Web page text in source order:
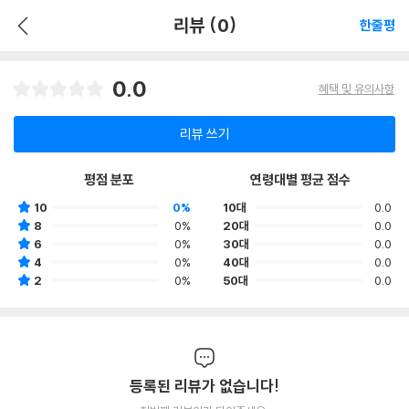
리뷰 (0) 한줄평
0.0 혜택 및 유의사항
리뷰 쓰기
평점 분포
10
0%
8
0%
6
0%
4
0%
2
0%
연령대별 평균 점수
10대
0.0
20대
0.0
30대
0.0
40대
0.0
50대
0.0
등록된 리뷰가 없습니다!